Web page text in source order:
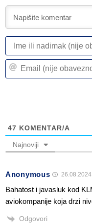
47 KOMENTAR/A
Najnoviji
Anonymous
Bahatost i javasluk kod
aviokompanije koja drzi
Odgovori